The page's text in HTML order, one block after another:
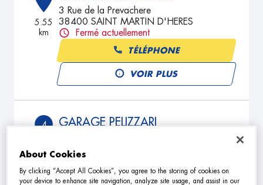
5.55
km
3 Rue de la Prevachere
38400 SAINT MARTIN D'HERES
Fermé actuellement
TÉLÉPHONE
VOIR PLUS
4
5.82
GARAGE PELIZZARI
38320 EYBENS
TÉLÉPHONE
About Cookies
By clicking “Accept All Cookies”, you agree to the storing of cookies on
your device to enhance site navigation, analyze site usage, and assist in our